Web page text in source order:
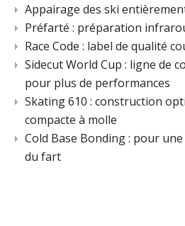
Appairage des ski
Préfarté : préparation
Race Code : label de qualité
Sidecut World Cup : ligne de
pour plus de performances
Skating 610 : construction
compacte à molle
Cold Base Bonding : pour
du fart